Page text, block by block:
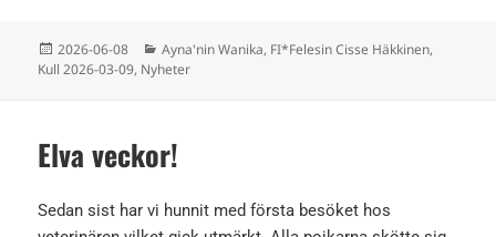
Postat
2026-06-08 Kategorier
Ayna'nin Wanika, FI*Felesin Cisse Häkkinen,
Kull 2026-03-09, Nyheter
Elva veckor!
Sedan sist har vi hunnit med första besöket hos